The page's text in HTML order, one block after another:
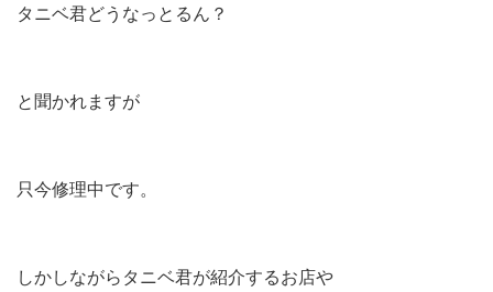
タニベ君どうなっとるん？
と聞かれますが
只今修理中です。
しかしながらタニベ君が紹介するお店や